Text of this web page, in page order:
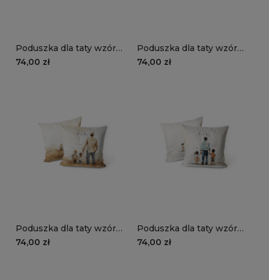
Poduszka dla taty wzór
DT28 | ojciec z dziećmi 08
74,00 zł
Poduszka dla taty wzór
DT27 | ojciec z dziećmi 07
74,00 zł
Poduszka dla taty wzór
DT26 | ojciec z dziećmi 06
74,00 zł
Poduszka dla taty wzór
DT25 | ojciec z dziećmi 05
74,00 zł